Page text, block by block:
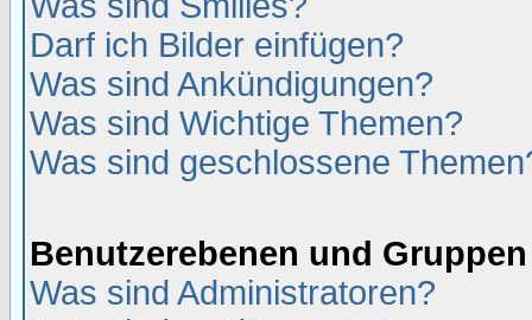
Darf ich Bilder einfügen?
Was sind Ankündigungen?
Was sind Wichtige Themen?
Was sind geschlossene
Benutzerebenen und Gruppen
Was sind Administratoren?